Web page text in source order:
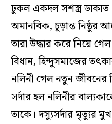
ঢুকল একদল সশস্ত্র
অমানবিক, চূড়ান্ত নিষ্ঠুর
তারা উদ্ধার করে নিয়ে
বিধান, হিন্দুসমাজের
নলিনী গেল নতুন জীবনের
সর্দার হল নলিনীর
তাকে। দস্যুসর্দার মৃত্যুর